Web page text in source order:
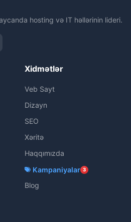
hosting və IT həllərinin lideri.
Xidmətlər
Veb Sayt
Dizayn
SEO
Xəritə
Haqqımızda
Kampaniyalar 3
Blog